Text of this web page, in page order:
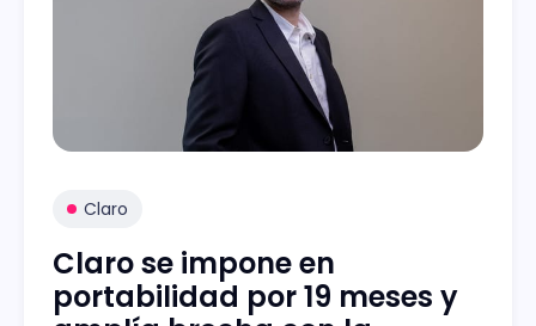
Claro
Claro se impone en
portabilidad por 19 meses y